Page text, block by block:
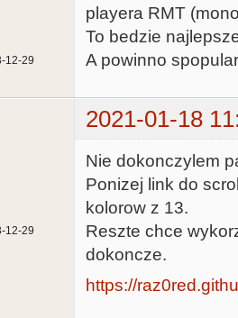
12-29
playera RMT
To bedzie
A powinno
2021-01-18
12-29
Nie dokonczylem
Ponizej link do
kolorow z 13.
Reszte chce
dokoncze.
https://